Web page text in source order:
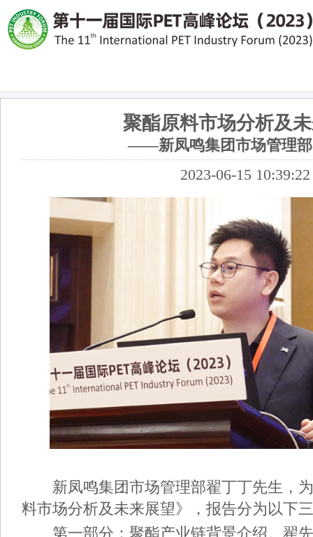
聚酯原料市场分析及
——新凤鸣集团市场管理
2023-06-15 10:39:22
新凤鸣集团市场管理部翟丁丁先生，为
料市场分析及未来展望》，报告分为以下
第一部分：聚酯产业链背景介绍。翟先